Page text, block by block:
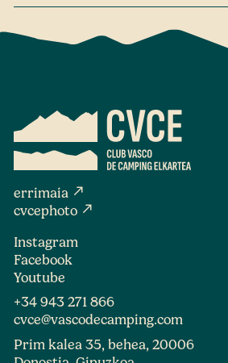
errimaia north_east
cvcephoto north_east
Instagram
Facebook
Youtube
+34 943 271 866
cvce@vascodecamping.com
Prim kalea 35, behea, 20006